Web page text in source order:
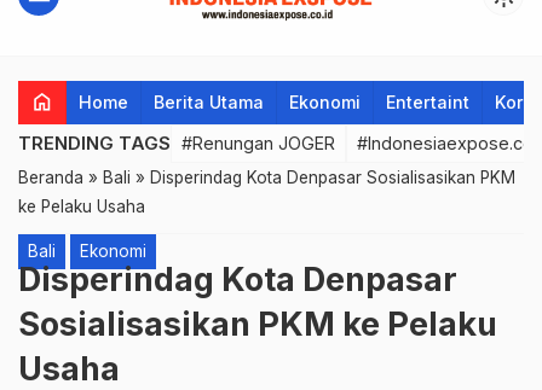
home Home Berita Utama Ekonomi Entertaint
TRENDING TAGS #Renungan JOGER
Beranda » Bali » Disperindag Kota Denpasar Sosialisasikan PKM
ke Pelaku Usaha
Bali Ekonomi
Disperindag Kota Denpasar
Sosialisasikan PKM ke Pelaku
Usaha